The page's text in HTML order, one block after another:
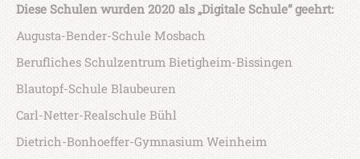
Diese Schulen wurden 2020 als „Digitale Schule“ geehrt:
Augusta-Bender-Schule Mosbach
Berufliches Schulzentrum Bietigheim-Bissingen
Blautopf-Schule Blaubeuren
Carl-Netter-Realschule Bühl
Dietrich-Bonhoeffer-Gymnasium Weinheim